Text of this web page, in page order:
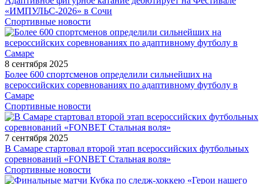
«ИМПУЛЬС-2026» в Сочи
Спортивные новости
8 сентября 2025
Более 600 спортсменов определили сильнейших на
всероссийских соревнованиях по адаптивному футболу в
Самаре
Спортивные новости
7 сентября 2025
В Самаре стартовал второй этап всероссийских футбольных
соревнований «FONBET Стальная воля»
Спортивные новости